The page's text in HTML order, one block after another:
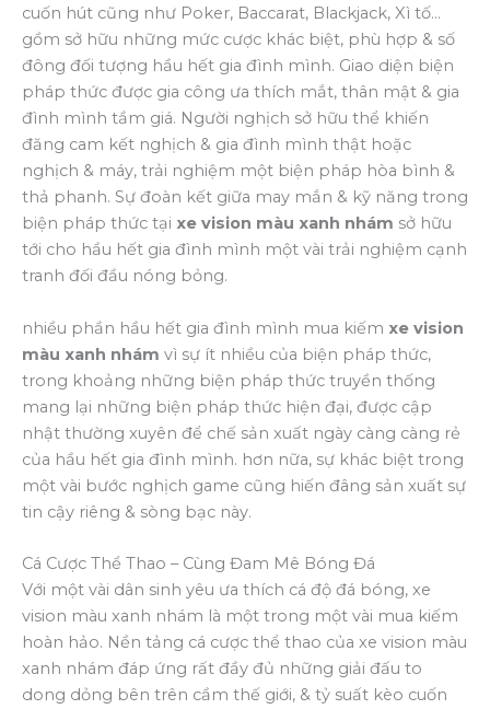
cuốn hút cũng như Poker, Baccarat, Blackjack, Xì tố…
gồm sở hữu những mức cược khác biệt, phù hợp & số
đông đối tượng hầu hết gia đình mình. Giao diện biện
pháp thức được gia công ưa thích mắt, thân mật & gia
đình mình tầm giá. Người nghịch sở hữu thể khiến
đăng cam kết nghịch & gia đình mình thật hoặc
nghịch & máy, trải nghiệm một biện pháp hòa bình &
thả phanh. Sự đoàn kết giữa may mắn & kỹ năng trong
biện pháp thức tại xe vision màu xanh nhám sở hữu
tới cho hầu hết gia đình mình một vài trải nghiệm cạnh
tranh đối đầu nóng bỏng.
nhiều phần hầu hết gia đình mình mua kiếm xe vision
màu xanh nhám vì sự ít nhiều của biện pháp thức,
trong khoảng những biện pháp thức truyền thống
mang lại những biện pháp thức hiện đại, được cập
nhật thường xuyên để chế sản xuất ngày càng càng rẻ
của hầu hết gia đình mình. hơn nữa, sự khác biệt trong
một vài bước nghịch game cũng hiến đâng sản xuất sự
tin cậy riêng & sòng bạc này.
Cá Cược Thể Thao – Cùng Đam Mê Bóng Đá
Với một vài dân sinh yêu ưa thích cá độ đá bóng, xe
vision màu xanh nhám là một trong một vài mua kiếm
hoàn hảo. Nền tảng cá cược thể thao của xe vision màu
xanh nhám đáp ứng rất đầy đủ những giải đấu to
dong dỏng bên trên cầm thế giới, & tỷ suất kèo cuốn